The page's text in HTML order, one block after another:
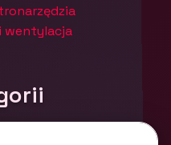
wentylacja